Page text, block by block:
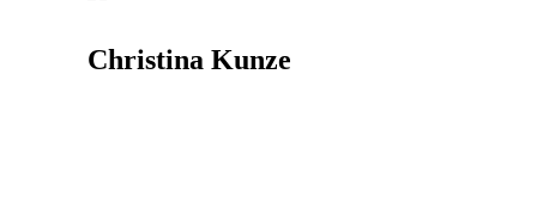
Christina Kunze